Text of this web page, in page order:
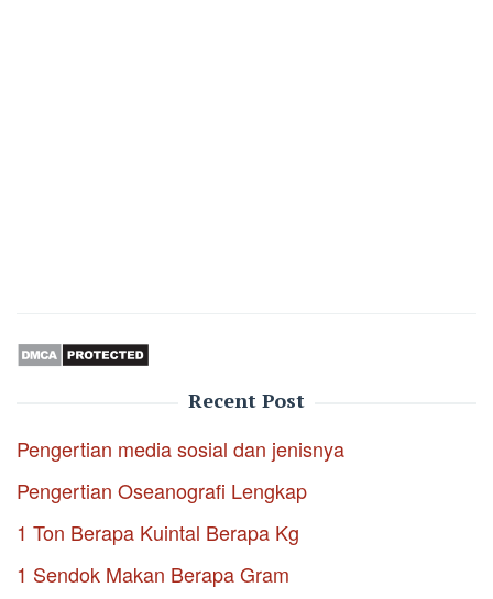
Recent Post
Pengertian media sosial dan jenisnya
Pengertian Oseanografi Lengkap
1 Ton Berapa Kuintal Berapa Kg
1 Sendok Makan Berapa Gram